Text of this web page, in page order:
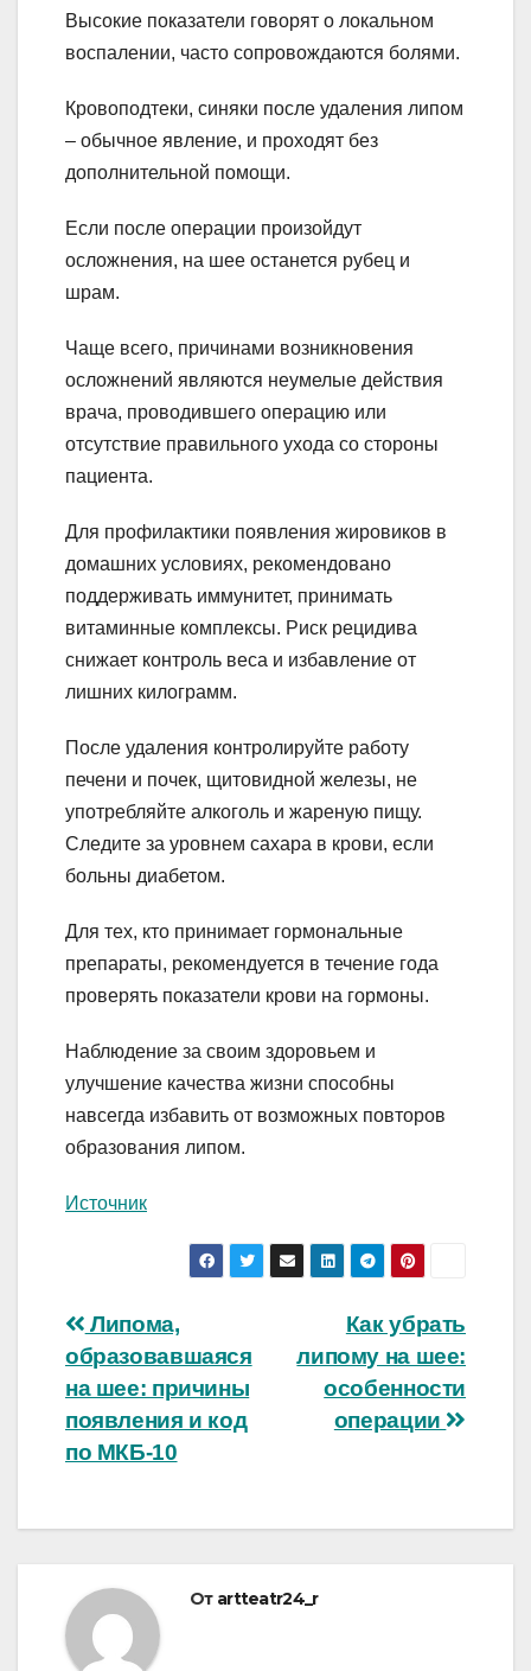
Высокие показатели говорят о локальном
воспалении, часто сопровождаются болями.
Кровоподтеки, синяки после удаления липом
– обычное явление, и проходят без
дополнительной помощи.
Если после операции произойдут
осложнения, на шее останется рубец и
шрам.
Чаще всего, причинами возникновения
осложнений являются неумелые действия
врача, проводившего операцию или
отсутствие правильного ухода со стороны
пациента.
Для профилактики появления жировиков в
домашних условиях, рекомендовано
поддерживать иммунитет, принимать
витаминные комплексы. Риск рецидива
снижает контроль веса и избавление от
лишних килограмм.
После удаления контролируйте работу
печени и почек, щитовидной железы, не
употребляйте алкоголь и жареную пищу.
Следите за уровнем сахара в крови, если
больны диабетом.
Для тех, кто принимает гормональные
препараты, рекомендуется в течение года
проверять показатели крови на гормоны.
Наблюдение за своим здоровьем и
улучшение качества жизни способны
навсегда избавить от возможных повторов
образования липом.
Источник
Навигация
по
записям
Как убрать
липому на шее:
особенности
операции
Липома,
образовавшаяся
на шее: причины
появления и код
по МКБ-10
От artteatr24_r